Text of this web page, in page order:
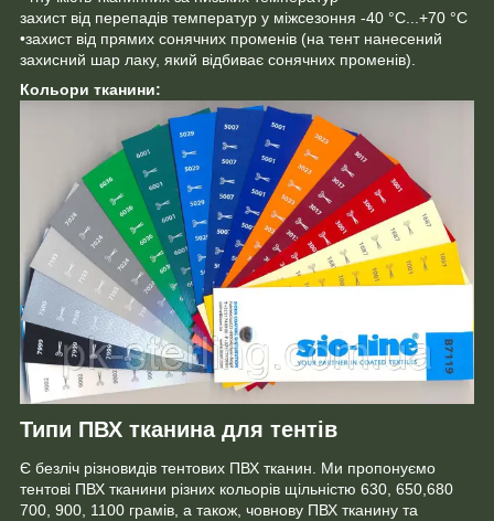
захист від перепадів температур у міжсезоння -40 °C...+70 °C
•захист від прямих сонячних променів (на тент нанесений
захисний шар лаку, який відбиває сонячних променів).
Кольори тканини:
Типи ПВХ тканина для тентів
Є безліч різновидів тентових ПВХ тканин. Ми пропонуємо
тентові ПВХ тканини різних кольорів щільністю 630, 650,680
700, 900, 1100 грамів, а також, човнову ПВХ тканину та